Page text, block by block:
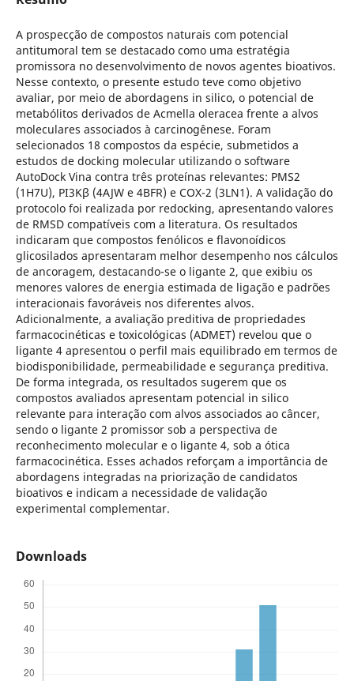
A prospecção de compostos naturais com potencial
antitumoral tem se destacado como uma estratégia
promissora no desenvolvimento de novos agentes bioativos.
Nesse contexto, o presente estudo teve como objetivo
avaliar, por meio de abordagens in silico, o potencial de
metabólitos derivados de Acmella oleracea frente a alvos
moleculares associados à carcinogênese. Foram
selecionados 18 compostos da espécie, submetidos a
estudos de docking molecular utilizando o software
AutoDock Vina contra três proteínas relevantes: PMS2
(1H7U), PI3Kβ (4AJW e 4BFR) e COX-2 (3LN1). A validação do
protocolo foi realizada por redocking, apresentando valores
de RMSD compatíveis com a literatura. Os resultados
indicaram que compostos fenólicos e flavonoídicos
glicosilados apresentaram melhor desempenho nos cálculos
de ancoragem, destacando-se o ligante 2, que exibiu os
menores valores de energia estimada de ligação e padrões
interacionais favoráveis nos diferentes alvos.
Adicionalmente, a avaliação preditiva de propriedades
farmacocinéticas e toxicológicas (ADMET) revelou que o
ligante 4 apresentou o perfil mais equilibrado em termos de
biodisponibilidade, permeabilidade e segurança preditiva.
De forma integrada, os resultados sugerem que os
compostos avaliados apresentam potencial in silico
relevante para interação com alvos associados ao câncer,
sendo o ligante 2 promissor sob a perspectiva de
reconhecimento molecular e o ligante 4, sob a ótica
farmacocinética. Esses achados reforçam a importância de
abordagens integradas na priorização de candidatos
bioativos e indicam a necessidade de validação
experimental complementar.
Downloads